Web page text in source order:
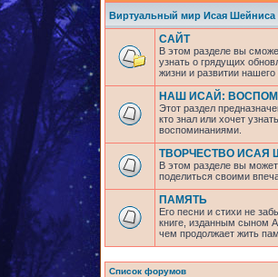
Виртуальный мир Исая Шейниса
САЙТ
В этом разделе вы
узнать о грядущих
жизни и развитии нашего
НАШ ИСАЙ:
Этот раздел
кто знал или хочет
воспоминаниями.
ТВОРЧЕСТВО ИСАЯ
В этом разделе вы
поделиться своими
ПАМЯТЬ
Его песни и стихи не
книге, изданным сыном
чем продолжает жить
Список форумов